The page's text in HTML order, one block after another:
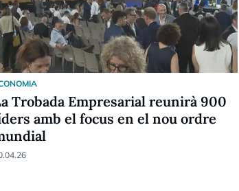
Trobada Empresarial reunirà 900
amb el focus en el nou ordre